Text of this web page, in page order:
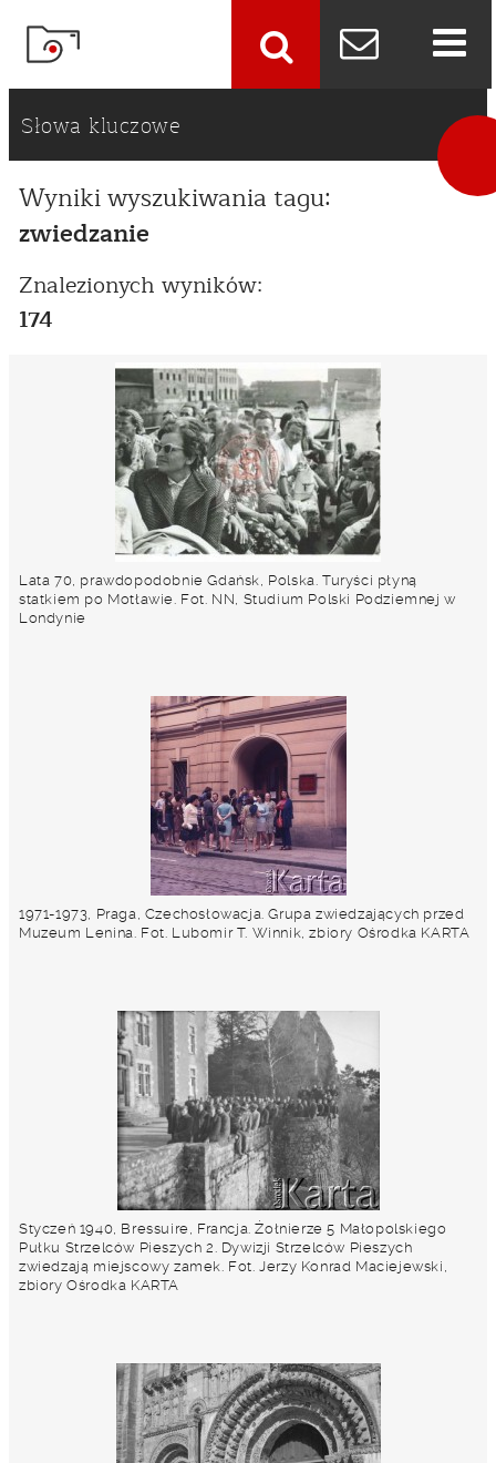
Słowa kluczowe
Wyniki wyszukiwania tagu:
zwiedzanie
Znalezionych wyników:
174
Lata 70, prawdopodobnie Gdańsk, Polska. Turyści płyną
statkiem po Motławie. Fot. NN, Studium Polski Podziemnej w
Londynie
1971-1973, Praga, Czechosłowacja. Grupa zwiedzających przed
Muzeum Lenina. Fot. Lubomir T. Winnik, zbiory Ośrodka KARTA
Styczeń 1940, Bressuire, Francja. Żołnierze 5 Małopolskiego
Pułku Strzelców Pieszych 2. Dywizji Strzelców Pieszych
zwiedzają miejscowy zamek. Fot. Jerzy Konrad Maciejewski,
zbiory Ośrodka KARTA